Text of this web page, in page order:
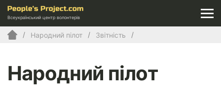
Всеукраїнський центр волонтерів
Народний пілот Звітність
Народний пілот